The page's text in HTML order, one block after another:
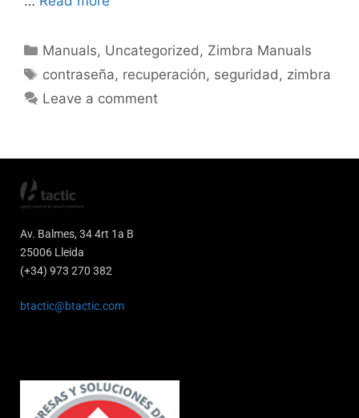
Manuals, Uncategorized , Zimbra Manuals
contraseña, recuperación, seguridad , zimbra
Leave a comment
Av. Balmes, 34 4rt 1a B
25006 Lleida
(+34) 973 270 382
btactic@btactic.com